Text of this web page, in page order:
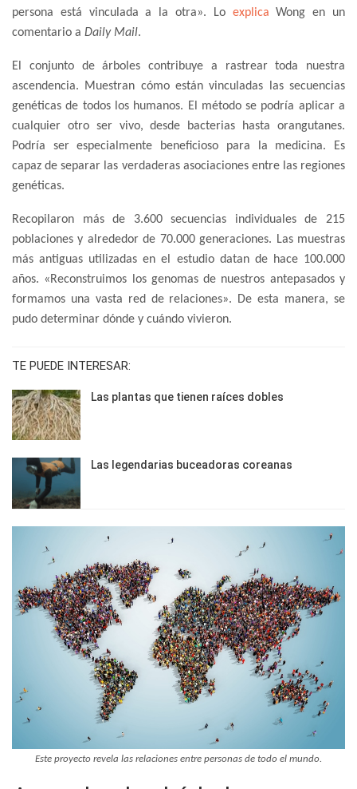
persona está vinculada a la otra». Lo explica Wong en un
comentario a Daily Mail.
El conjunto de árboles contribuye a rastrear toda nuestra
ascendencia. Muestran cómo están vinculadas las secuencias
genéticas de todos los humanos. El método se podría aplicar a
cualquier otro ser vivo, desde bacterias hasta orangutanes.
Podría ser especialmente beneficioso para la medicina. Es
capaz de separar las verdaderas asociaciones entre las regiones
genéticas.
Recopilaron más de 3.600 secuencias individuales de 215
poblaciones y alrededor de 70.000 generaciones. Las muestras
más antiguas utilizadas en el estudio datan de hace 100.000
años. «Reconstruimos los genomas de nuestros antepasados y
formamos una vasta red de relaciones». De esta manera, se
pudo determinar dónde y cuándo vivieron.
TE PUEDE INTERESAR:
Las plantas que tienen raíces dobles
Las legendarias buceadoras coreanas
Este proyecto revela las relaciones entre personas de todo el mundo.